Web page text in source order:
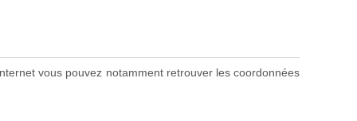
vous pouvez notamment retrouver les coordonnées